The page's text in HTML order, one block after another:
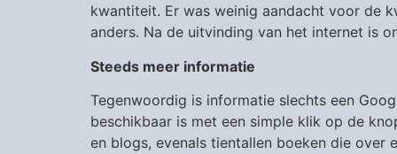
kwantiteit. Er was weinig aandacht voor de
anders. Na de uitvinding van het internet is
Steeds meer informatie
Tegenwoordig is informatie slechts een
beschikbaar is met een simple klik op de
en blogs, evenals tientallen boeken die over